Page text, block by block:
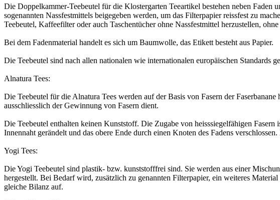
Die Doppelkammer-Teebeutel für die Klostergarten Teeartikel bestehen neben
sogenannten Nassfestmittels beigegeben werden, um das Filterpapier reissfest zu
Teebeutel, Kaffeefilter oder auch Taschentücher ohne Nassfestmittel herzustellen,
Bei dem Fadenmaterial handelt es sich um Baumwolle, das Etikett besteht aus Papier.
Die Teebeutel sind nach allen nationalen wie internationalen europäischen Standards
Alnatura Tees:
Die Teebeutel für die Alnatura Tees werden auf der Basis von Fasern der
ausschliesslich der Gewinnung von Fasern dient.
Die Teebeutel enthalten keinen Kunststoff. Die Zugabe von heisssiegelfähigen
Innennaht gerändelt und das obere Ende durch einen Knoten des Fadens
Yogi Tees:
Die Yogi Teebeutel sind plastik- bzw. kunststofffrei sind. Sie werden aus einer
hergestellt. Bei Bedarf wird, zusätzlich zu genannten Filterpapier, ein weiteres
gleiche Bilanz auf.